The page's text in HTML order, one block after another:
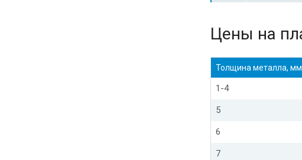
Цены на
Толщина металла, мм
1-4
5
6
7